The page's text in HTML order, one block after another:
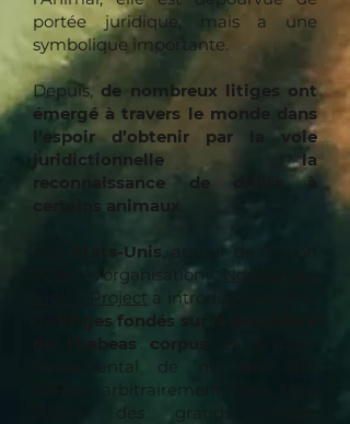
portée juridique, mais a une
symbolique importante.
Depuis,de nombreux litiges ont
émergé à travers le monde dans
l’espoir d’obtenir par la voie
juridictionnelle la
reconnaissance de droits à
certains animaux
Etats-Unis, autour de Steven
Wise, l’organisation
Nonhuman
Rights Project a introduit une série
litiges fondés sur la procédure
de l’habeas corpus
fondamental de ne pas être
détenu arbitrairement pour faire
libérer des grands singes,